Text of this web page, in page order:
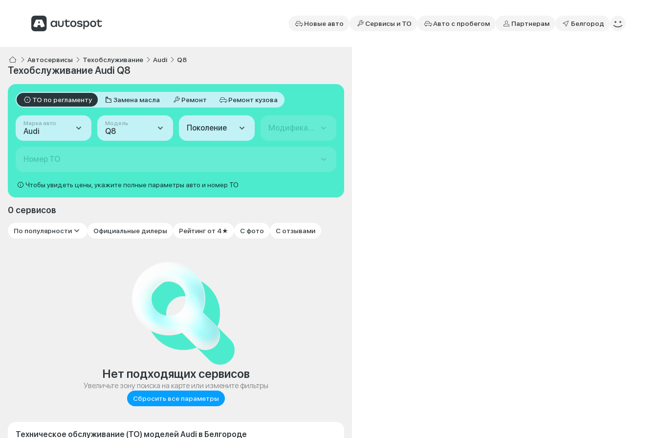
Новые авто Сервисы и ТО Авто с пробегом Партнерам Белгород
Автосервисы Техобслуживание Audi Q8
Техобслуживание Audi Q8
ТО по регламенту Замена масла Ремонт Ремонт кузова
Марка авто
Audi
Модель
Q8 Поколение Модификация
Номер ТО
Чтобы увидеть цены, укажите полные параметры авто и номер ТО
0 сервисов
По популярности Официальные дилеры Рейтинг от 4★ С фото С отзывами
Нет подходящих сервисов
Увеличьте зону поиска на карте или измените фильтры
Сбросить все параметры
Техническое обслуживание (ТО) моделей Audi в Белгороде